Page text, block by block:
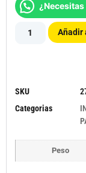
Añadir
SKU
Categorias
Peso